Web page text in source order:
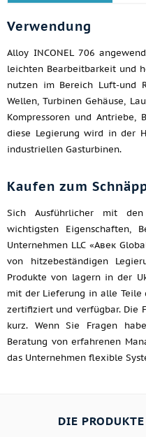
Verwendung
Alloy INCONEL 706
leichten Bearbeitbarkeit und
nutzen im Bereich Luft-und
Wellen, Turbinen Gehäuse,
Kompressoren und Antriebe,
diese Legierung wird in der
industriellen Gasturbinen.
Kaufen zum
Sich Ausführlicher mit
wichtigsten Eigenschaften,
Unternehmen LLC «Авек
von hitzebeständigen
Produkte von lagern in der
mit der Lieferung in alle Teile
zertifiziert und verfügbar. Die
kurz. Wenn Sie Fragen
Beratung von erfahrenen
das Unternehmen flexible
DIE